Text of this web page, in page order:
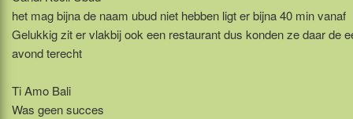
het mag bijna de naam ubud niet hebben ligt er bijna 40 min vanaf
Gelukkig zit er vlakbij ook een restaurant dus konden ze daar de
avond terecht
Ti Amo Bali
Was geen succes